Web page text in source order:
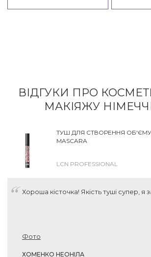
ВІДГУКИ ПРО
МАКІЯЖУ
ТУШ ДЛЯ СТВОРЕННЯ ОБ'ЄМУ
MASCARA
LCN PROFESSIONAL
Хороша кісточка! Якість туші супер, я
Фото
ХОМЕНКО НЕОНІЛА